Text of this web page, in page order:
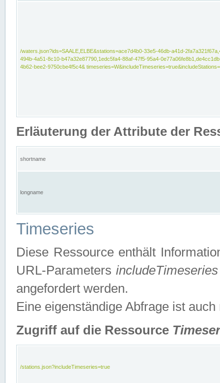
/waters.json?ids=SAALE,ELBE&stations=ace7d4b0-33e5-46db-a41d-
494b-4a51-8c10-b47a32e87790,1edc5fa4-88af-47f5-95a4-
4b62-bee2-9750cbe4f5c4&
Erläuterung der Attribute der
shortname
longname
Timeseries
Diese Ressource enthält
URL-ParametersincludeTimeseries
angefordert werden.
Eine eigenständige Abfrage ist auch
Zugriff auf die Ressource
/stations.json?includeTimeseries=true